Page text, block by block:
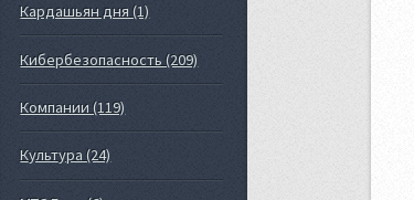
Кардашьян дня (1)
Кибербезопасность (209)
Компании (119)
Культура (24)